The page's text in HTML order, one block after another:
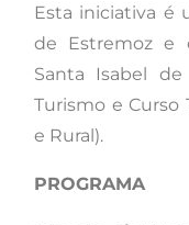
Esta iniciativa é
de Estremoz e
Santa Isabel
Turismo e Curso
e Rural).
PROGRAMA